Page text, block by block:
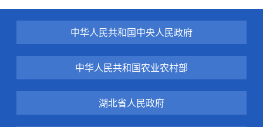
中华人民共和国中央人民政府
中华人民共和国农业农村部
湖北省人民政府